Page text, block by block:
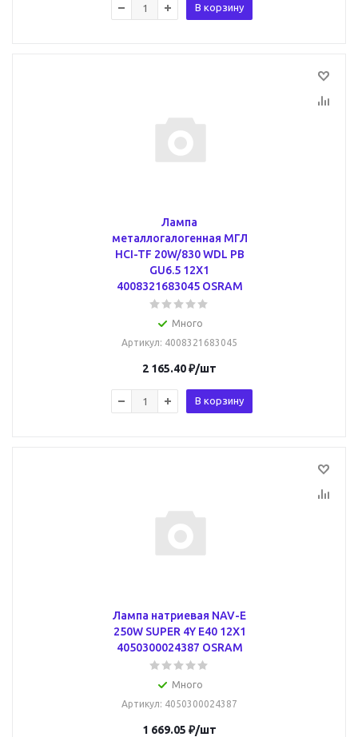
В корзину
Лампа
металлогалогенная МГЛ
HCI-TF 20W/830 WDL PB
GU6.5 12X1
4008321683045 OSRAM
Много
Артикул: 4008321683045
2 165.40₽/шт
В корзину
Лампа натриевая NAV-E
250W SUPER 4Y E40 12X1
4050300024387 OSRAM
Много
Артикул: 4050300024387
1 669.05 ₽/шт